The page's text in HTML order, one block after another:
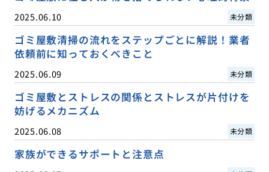
2025.06.10 未分類
ゴミ屋敷清掃の流れをステップごとに解説！業者
依頼前に知っておくべきこと
2025.06.09 未分類
ゴミ屋敷とストレスの関係とストレスが片付けを
妨げるメカニズム
2025.06.08 未分類
家族ができるサポートと注意点